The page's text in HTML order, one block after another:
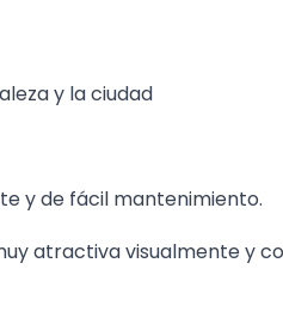
y la ciudad
y de fácil mantenimiento.
atractiva visualmente y